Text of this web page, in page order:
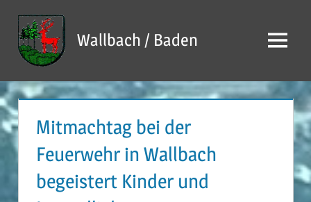
Inhalt
springen
Wallbach / Baden Menü
Mitmachtag bei der
Feuerwehr in Wallbach
begeistert Kinder und